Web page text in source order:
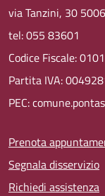
via Tanzini, 30
tel: 055 83601
Codice Fiscale:
Partita IVA:
PEC:
Menu
Prenota
Segnala disservizio
Richiedi assistenza